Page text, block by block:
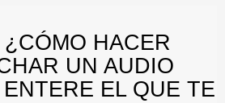
HACER
UN AUDIO
EL QUE TE